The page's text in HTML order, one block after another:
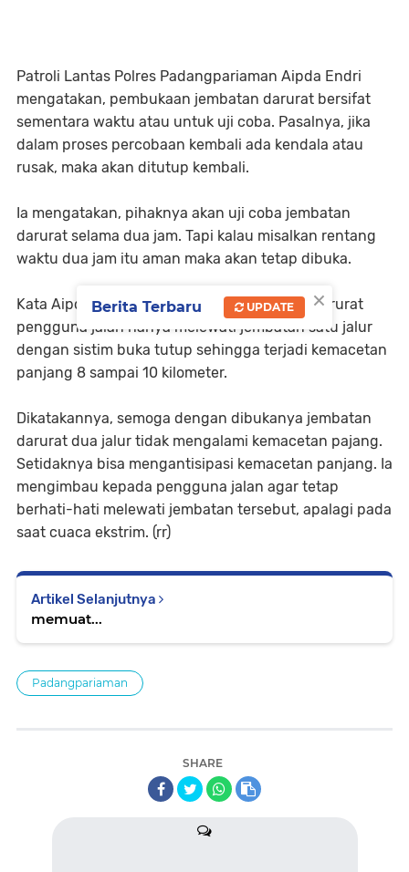
Patroli Lantas Polres Padangpariaman Aipda Endri
mengatakan, pembukaan jembatan darurat bersifat
sementara waktu atau untuk uji coba. Pasalnya, jika
dalam proses percobaan kembali ada kendala atau
rusak, maka akan ditutup kembali.
Ia mengatakan, pihaknya akan uji coba jembatan
darurat selama dua jam. Tapi kalau misalkan rentang
waktu dua jam itu aman maka akan tetap dibuka.
Kata Aipda Endri, sejak rusaknya jembatan darurat
pengguna jalan hanya melewati jembatan satu jalur
dengan sistim buka tutup sehingga terjadi kemacetan
panjang 8 sampai 10 kilometer.
Dikatakannya, semoga dengan dibukanya jembatan
darurat dua jalur tidak mengalami kemacetan pajang.
Setidaknya bisa mengantisipasi kemacetan panjang. Ia
mengimbau kepada pengguna jalan agar tetap
berhati-hati melewati jembatan tersebut, apalagi pada
saat cuaca ekstrim. (rr)
Artikel Selanjutnya
memuat...
Padangpariaman
SHARE
×
Berita Terbaru UPDATE